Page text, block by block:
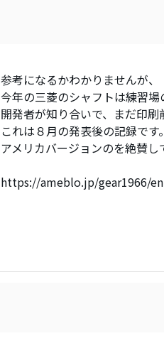
参考になるかわかりませんが、
今年の三菱のシャフトは練習場
開発者が知り合いで、まだ印刷
これは８月の発表後の記録です。
アメリカバージョンのを絶賛し
https://ameblo.jp/gear1966/